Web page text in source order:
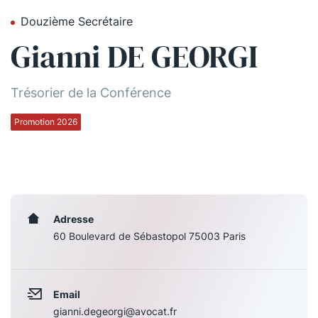
Douzième Secrétaire
Gianni DE GEORGI
Trésorier de la Conférence
Promotion 2026
Adresse
60 Boulevard de Sébastopol 75003 Paris
Email
gianni.degeorgi@avocat.fr
Qui sommes-nous ?
La Conférence
La Conférence
Le Concours de la Conférence
La Conférence Berryer